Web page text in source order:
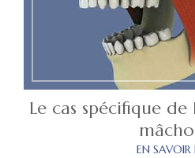
Le cas spécifique
EN SAVOIR